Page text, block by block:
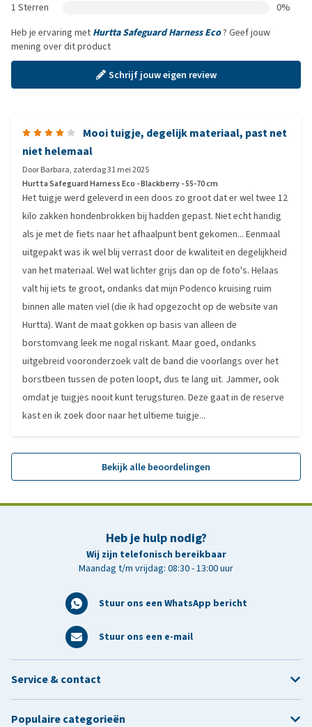
1 Sterren
0%
Heb je ervaring met Hurtta Safeguard Harness Eco? Geef jouw
mening over dit product
Schrijf jouw eigen review
Mooi tuigje, degelijk materiaal, past net
niet helemaal
DoorBarbara, zaterdag 31 mei 2025
Hurtta Safeguard Harness Eco - Blackberry - 55-70 cm
Het tuigje werd geleverd in een doos zo groot dat er wel twee 12
kilo zakken hondenbrokken bij hadden gepast. Niet echt handig
als je met de fiets naar het afhaalpunt bent gekomen... Eenmaal
uitgepakt was ik wel blij verrast door de kwaliteit en degelijkheid
van het materiaal. Wel wat lichter grijs dan op de foto's. Helaas
valt hij iets te groot, ondanks dat mijn Podenco kruising ruim
binnen alle maten viel (die ik had opgezocht op de website van
Hurtta). Want de maat gokken op basis van alleen de
borstomvang leek me nogal riskant. Maar goed, ondanks
uitgebreid vooronderzoek valt de band die voorlangs over het
borstbeen tussen de poten loopt, dus te lang uit. Jammer, ook
omdat je tuigjes nooit kunt terugsturen. Deze gaat in de reserve
kast en ik zoek door naar het ultieme tuigje...
Bekijk alle beoordelingen
Heb je hulp nodig?
Wij zijn telefonisch bereikbaar
Maandag t/m vrijdag: 08:30 - 13:00 uur
Stuur ons een WhatsApp bericht
Stuur ons een e-mail
Service & contact
Populaire categorieën